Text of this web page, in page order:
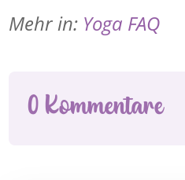
Mehr in: Yoga FAQ
0 Kommentare